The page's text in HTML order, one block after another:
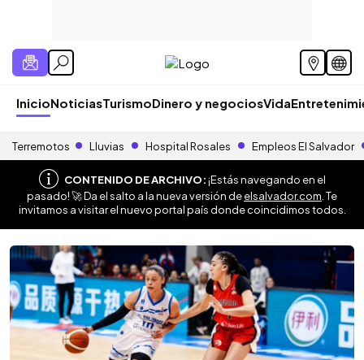
InicioNoticiasTurismoDinero y negociosVida
Terremotos Lluvias Hospital Rosales Empleos El Salvador
CONTENIDO DE ARCHIVO:¡Estás navegando en el
pasado! 🚀 Da el salto a la nueva versión deelsalvador.com . Te
invitamos a visitar el nuevo portal país donde coincidimos todos.